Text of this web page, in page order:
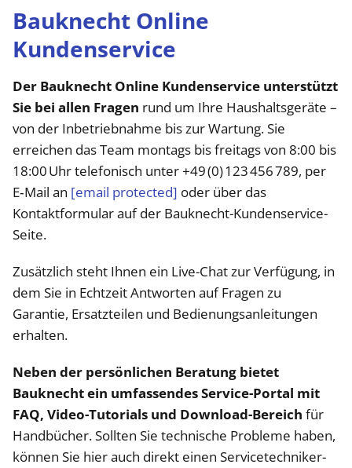
Bauknecht Online
Kundenservice
Der Bauknecht Online Kundenservice unterstützt
Sie bei allen Fragen rund um Ihre Haushaltsgeräte –
von der Inbetriebnahme bis zur Wartung. Sie
erreichen das Team montags bis freitags von 8:00 bis
18:00 Uhr telefonisch unter +49 (0) 123 456 789, per
E‑Mail an [email protected] oder über das
Kontaktformular auf der Bauknecht-Kundenservice-
Seite.
Zusätzlich steht Ihnen ein Live-Chat zur Verfügung, in
dem Sie in Echtzeit Antworten auf Fragen zu
Garantie, Ersatzteilen und Bedienungsanleitungen
erhalten.
Neben der persönlichen Beratung bietet
Bauknecht ein umfassendes Service-Portal mit
FAQ, Video-Tutorials und Download-Bereich für
Handbücher. Sollten Sie technische Probleme haben,
können Sie hier auch direkt einen Servicetechniker-